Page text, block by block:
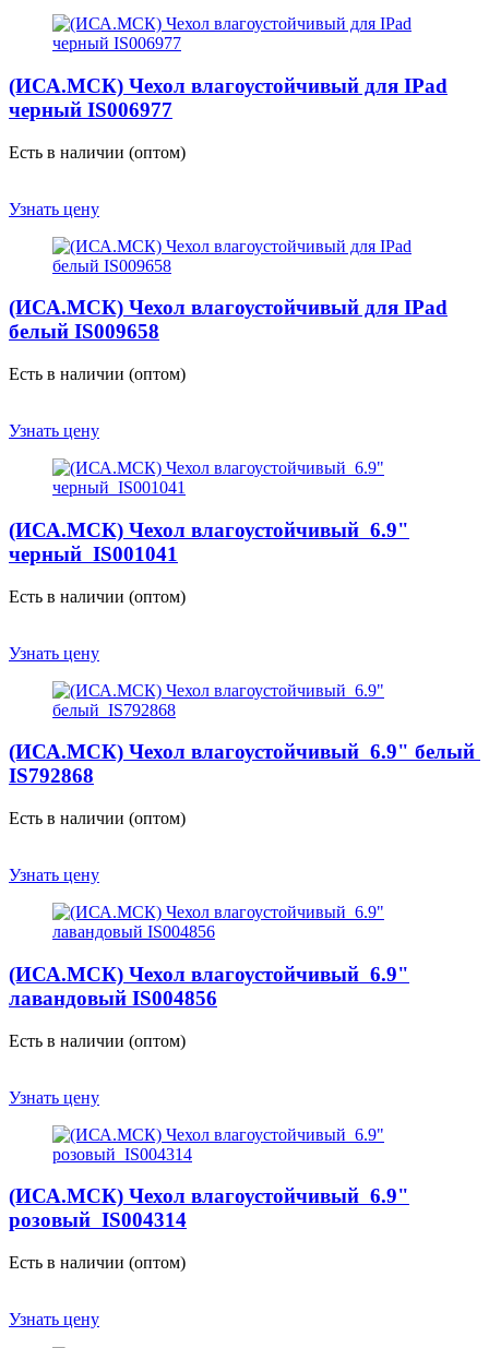
(ИСА.МСК) Чехол влагоустойчивый для IPad
черный IS006977
Есть в наличии (оптом)
Узнать цену
(ИСА.МСК) Чехол влагоустойчивый для IPad
белый IS009658
Есть в наличии (оптом)
Узнать цену
(ИСА.МСК) Чехол влагоустойчивый 6.9"
черный IS001041
Есть в наличии (оптом)
Узнать цену
(ИСА.МСК) Чехол влагоустойчивый 6.9" белый
IS792868
Есть в наличии (оптом)
Узнать цену
(ИСА.МСК) Чехол влагоустойчивый 6.9"
лавандовый IS004856
Есть в наличии (оптом)
Узнать цену
(ИСА.МСК) Чехол влагоустойчивый 6.9"
розовый IS004314
Есть в наличии (оптом)
Узнать цену